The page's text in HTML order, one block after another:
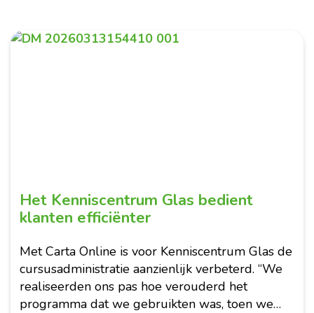
Het Kenniscentrum Glas bedient
klanten efficiënter
Met Carta Online is voor Kenniscentrum Glas de
cursusadministratie aanzienlijk verbeterd. “We
realiseerden ons pas hoe verouderd het
programma dat we gebruikten was, toen we